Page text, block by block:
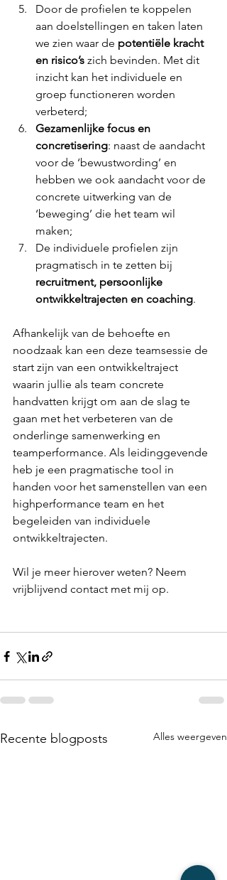
Door de profielen te koppelen
aan doelstellingen en taken laten
we zien waar de potentiële kracht
en risico’s zich bevinden. Met dit
inzicht kan het individuele en
groep functioneren worden
verbeterd;
Gezamenlijke focus en
concretisering: naast de aandacht
voor de ‘bewustwording’ en
hebben we ook aandacht voor de
concrete uitwerking van de
‘beweging’ die het team wil
maken;
De individuele profielen zijn
pragmatisch in te zetten bij
recruitment, persoonlijke
ontwikkeltrajecten en coaching.
Afhankelijk van de behoefte en
noodzaak kan een deze teamsessie de
start zijn van een ontwikkeltraject
waarin jullie als team concrete
handvatten krijgt om aan de slag te
gaan met het verbeteren van de
onderlinge samenwerking en
teamperformance. Als leidinggevende
heb je een pragmatische tool in
handen voor het samenstellen van een
highperformance team en het
begeleiden van individuele
ontwikkeltrajecten.
Wil je meer hierover weten? Neem
vrijblijvend contact met mij op.
Recente blogposts Alles weergeven